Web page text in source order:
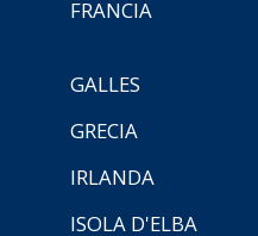
FRANCIA
GALLES
GRECIA
IRLANDA
ISOLA D'ELBA